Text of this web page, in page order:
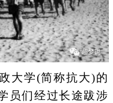
学(简称抗大)的
员们经过长途跋涉